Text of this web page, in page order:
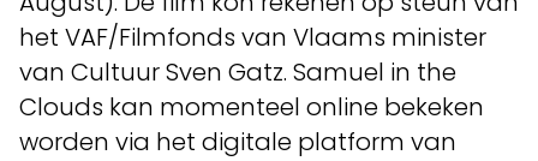
het VAF/Filmfonds van Vlaams minister
van Cultuur Sven Gatz. Samuel in the
Clouds kan momenteel online bekeken
worden via het digitale platform van